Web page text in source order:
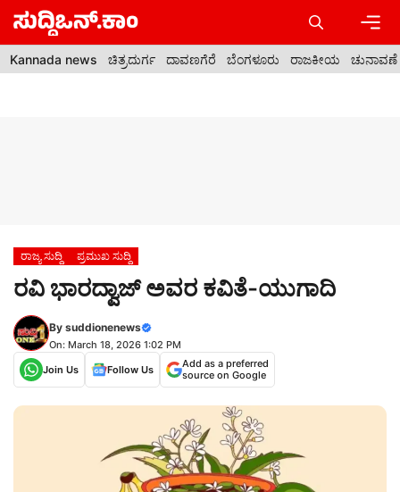
Skip
content
Kannada news ಚಿತ್ರದುರ್ಗ ದಾವಣಗೆರೆ ಬೆಂಗಳೂರು ರಾಜಕೀಯ ಚುನಾವಣೆ
ರಾಜ್ಯ ಸುದ್ದಿ ಪ್ರಮುಖ ಸುದ್ದಿ
ರವಿ ಭಾರದ್ವಾಜ್ ಅವರ ಕವಿತೆ-ಯುಗಾದಿ
By suddionenews
On: March 18, 2026 1:02 PM
Join Us
Follow Us
Add as a preferred
source on Google